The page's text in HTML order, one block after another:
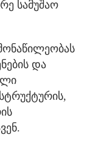
სამუშაო
და